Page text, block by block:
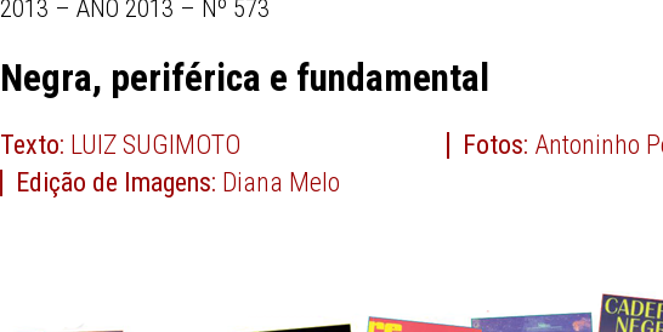
2013 – ANO 2013 – Nº 573
Negra, periférica e fundamental
Texto: LUIZ SUGIMOTO Fotos: Antoninho
Edição de Imagens: Diana Melo